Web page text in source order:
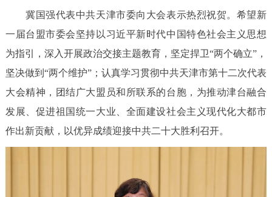
冀国强代表中共天津市委向大会表示热烈祝贺。希望新
一届台盟市委会坚持以习近平新时代中国特色社会主义思想
为指引，深入开展政治交接主题教育，坚定捍卫“两个确立”，
坚决做到“两个维护”；认真学习贯彻中共天津市第十二次代表
大会精神，团结广大盟员和所联系的台胞，为推动津台融合
发展、促进祖国统一大业、全面建设社会主义现代化大都市
作出新贡献，以优异成绩迎接中共二十大胜利召开。